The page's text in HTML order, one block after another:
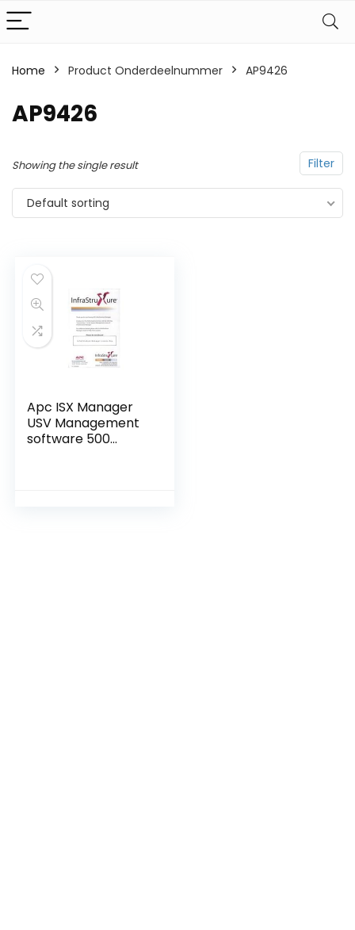
Home Product Onderdeelnummer AP9426
AP9426
Filter
Showing the single result
Default sorting
Apc ISX Manager
USV Management
software 500